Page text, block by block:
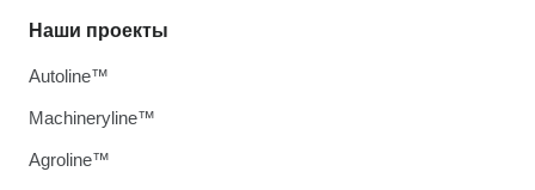
Наши проекты
Autoline™
Machineryline™
Agroline™